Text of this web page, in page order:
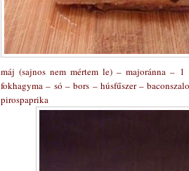
máj (sajnos nem mértem le) – majoránna –
fokhagyma – só – bors – húsfűszer –
pirospaprika